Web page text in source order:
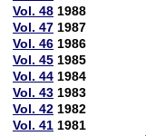
Vol. 48 1988
Vol. 47 1987
Vol. 46 1986
Vol. 45 1985
Vol. 44 1984
Vol. 43 1983
Vol. 42 1982
Vol. 41 1981